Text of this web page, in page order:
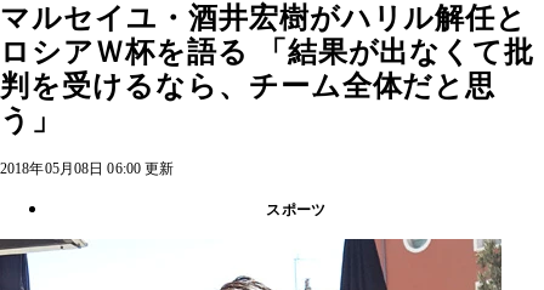
マルセイユ・酒井宏樹がハリル解任と
ロシアＷ杯を語る 「結果が出なくて批
判を受けるなら、チーム全体だと思
う」
2018年05月08日 06:00 更新
スポーツ